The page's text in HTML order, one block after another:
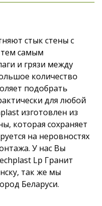
стык стены с
самым
и грязи между
количество
подобрать
для любой
изготовлен из
которая сохраняет
на неровностях
У нас Вы
Lp Гранит
так же мы
Беларуси.